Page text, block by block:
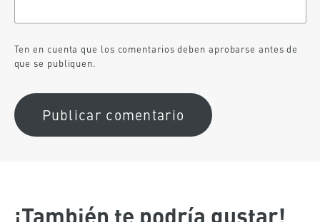
Ten en cuenta que los comentarios deben aprobarse antes de
que se publiquen.
¡También te podría gustar!